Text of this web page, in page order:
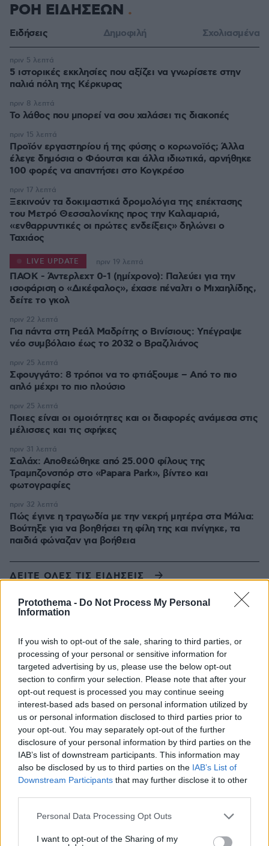
Protothema - Do Not Process My Personal
Information
If you wish to opt-out of the sale, sharing to third parties, or
processing of your personal or sensitive information for
targeted advertising by us, please use the below opt-out
section to confirm your selection. Please note that after your
opt-out request is processed you may continue seeing
interest-based ads based on personal information utilized by
us or personal information disclosed to third parties prior to
your opt-out. You may separately opt-out of the further
disclosure of your personal information by third parties on the
IAB’s list of downstream participants. This information may
also be disclosed by us to third parties on the IAB’s List of
Downstream Participants that may further disclose it to other
Please note that this website/app uses one or more Google
not limited to your visit or usage behaviour. You may click to
Personal Data Processing Opt Outs
I want to opt-out of the Sharing of my
ΡΟΗ ΕΙΔΗΣΕΩΝ
Ειδήσεις Δημοφιλή Σχολιασμένα
5 ιστορικές εκκλησίες που αξίζει να γνωρίσετε στην
παλιά πόλη της Κέρκυρας
πριν 5 λεπτά
Το λάθος που μπορεί να σου χαλάσει τις διακοπές
πριν 8 λεπτά
Προϊόν εργαστηρίου ή της φύσης ο κορωνοϊός; Άλλα
έλεγε δημόσια ο Φάουτσι και άλλα ιδιωτικά, αρνήθηκε
100 φορές να απαντήσει στο Κογκρέσο
πριν 15 λεπτά
Ξεκινούν τα δοκιμαστικά δρομολόγια της επέκτασης
του Μετρό Θεσσαλονίκης προς την Καλαμαριά,
«ενθαρρυντικές οι πρώτες ενδείξεις» δηλώνει ο
Ταχιάος
πριν 17 λεπτά
ΠΑΟΚ - Άντερλεχτ 0-1 (ημίχρονο): Παλεύει για την
ισοφάριση ο «Δικέφαλος», έχασε πέναλτι ο Μιχαηλίδης,
LIVE UPDATE πριν 19 λεπτά
Για πάντα στη Ρεάλ Μαδρίτης ο Βινίσιους: Yπέγραψε
νέο συμβόλαιο έως το 2032 ο Βραζιλιάνος
πριν 22 λεπτά
Σφουγγάτο: 8 τρόποι να το φτιάξουμε – Από το πιο
απλό μέχρι το πιο πλούσιο
πριν 25 λεπτά
Ποιες είναι οι ομοιότητες και οι διαφορές ανάμεσα στις
μέλισσες και τις σφήκες
πριν 25 λεπτά
Σαλάχ: Αποθεώθηκε από 25.000 φίλους της
Τραμπζονσπόρ στο «Papara Park», βίντεο και
φωτογραφίες
πριν 31 λεπτά
Πώς έγινε η τραγωδία με την νεκρή μητέρα στα Μάλια:
Βούτηξε για να βοηθήσει τη φίλη της και πνίγηκε, τα
παιδιά φώναζαν για βοήθεια
πριν 32 λεπτά
ΔΕΙΤΕ ΟΛΕΣ ΤΙΣ ΕΙΔΗΣΕΙΣ